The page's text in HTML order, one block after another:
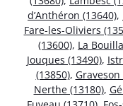
d’Anthéron (13640),
Fare-les-Oliviers
(13600), La
Jouques (13490),
(13850), Graveson
Nerthe (13180),